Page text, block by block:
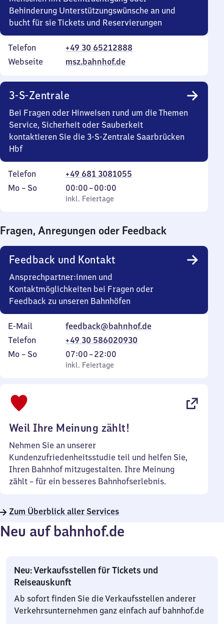
Behinderung Unterstützungswünsche an und
bucht für sie Tickets und Reservierungen
Telefon
+49 30 65212888
Webseite
msz.bahnhof.de
3-S-Zentrale
Bei Fragen oder Hinweisen rund um die Themen
Service, Sicherheit oder Sauberkeit
kontaktieren Sie die 3-S-Zentrale Saarbrücken
Hbf
Telefon
+49 681 3081055
Montag
Mo – So,
inkl. Feiertage
00:00–00:00
Von
0
0
Uhr
inkl. Feiertage
Fragen, Anregungen oder Feedback
Feedback und Kontakt
Ansprechpartner:innen und
Kontaktmöglichkeiten bei Fragen oder
Feedback zu unseren Bahnhöfen
E-Mail
feedback@bahnhof.de
Telefon
+49 30 586020930
Montag
Mo – So,
inkl. Feiertage
07:00–22:00
Von
7
inkl. Feiertage
Weil Ihre Meinung zählt!
Nehmen Sie an unserer
Kundenzufriedenheitsstudie teil und helfen Sie,
Ihren Bahnhof mitzugestalten. Ihre Meinung
zählt – für ein besseres Bahnhofserlebnis.
Zum Überblick aller Services
Neu auf bahnhof.de
Neu: Verkaufsstellen für Tickets und
Reiseauskunft
Ab sofort finden Sie die Verkaufsstellen anderer
Verkehrsunternehmen ganz einfach auf bahnhof.de